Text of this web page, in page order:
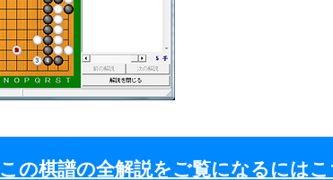
この棋譜の全解説をご覧になるにはこ